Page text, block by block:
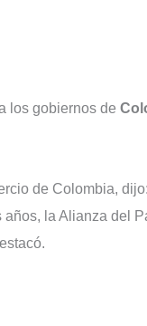
los gobiernos de
de Colombia,
la Alianza del